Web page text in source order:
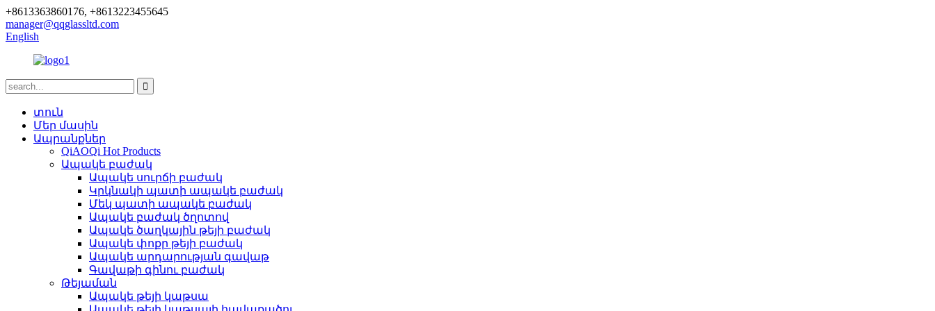
+8613363860176, +8613223455645
manager@qqglassltd.com
English
տուն
Մեր մասին
Ապրանքներ
QiAOQi Hot Products
Ապակե բաժակ
Ապակե սուրճի բաժակ
Կրկնակի պատի ապակե բաժակ
Մեկ պատի ապակե բաժակ
Ապակե բաժակ ծղոտով
Ապակե ծաղկային թեյի բաժակ
Ապակե փոքր թեյի բաժակ
Ապակե արդարության գավաթ
Գավաթի գինու բաժակ
Թեյաման
Ապակե թեյի կաթսա